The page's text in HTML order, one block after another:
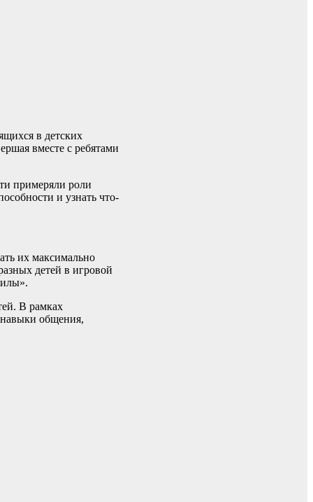
в детских
вместе с ребятами
примеряли роли
и узнать что-
их максимально
детей в игровой
В рамках
навыки общения,